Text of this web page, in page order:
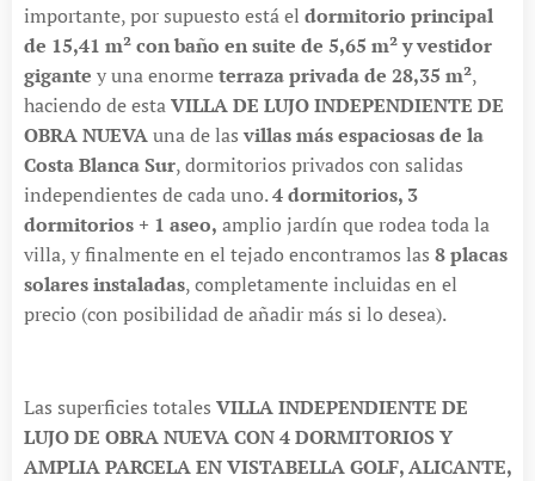
importante, por supuesto está el dormitorio principal
de 15,41 m² con baño en suite de 5,65 m² y vestidor
gigante y una enormeterraza privada de 28,35 m²,
haciendo de estaVILLA DE LUJO INDEPENDIENTE DE
OBRA NUEVAuna de lasvillas más espaciosas de la
Costa Blanca Sur, dormitorios privados con salidas
independientes de cada uno.4 dormitorios, 3
dormitorios + 1 aseo, amplio jardín que rodea toda la
villa, y finalmente en el tejado encontramos las 8 placas
solares instaladas, completamente incluidas en el
precio (con posibilidad de añadir más si lo desea).
Las superficies totales VILLA INDEPENDIENTE DE
LUJO DE OBRA NUEVA CON 4 DORMITORIOS Y
AMPLIA PARCELA EN VISTABELLA GOLF, ALICANTE,